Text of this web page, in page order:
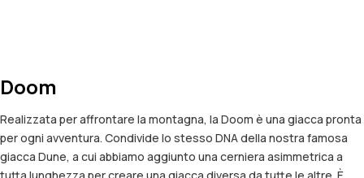
Doom
Realizzata per affrontare la montagna, la Doom è una giacca pronta
per ogni avventura. Condivide lo stesso DNA della nostra famosa
giacca Dune, a cui abbiamo aggiunto una cerniera asimmetrica a